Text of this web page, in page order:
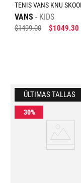
TENIS VANS KNU
VANS KIDS
$1499.00 $1049.30